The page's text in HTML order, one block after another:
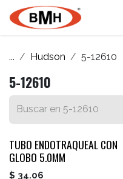
Ir al contenido
... Hudson 5-12610
5-12610
TUBO ENDOTRAQUEAL CON
GLOBO 5.0MM
$ 34.06